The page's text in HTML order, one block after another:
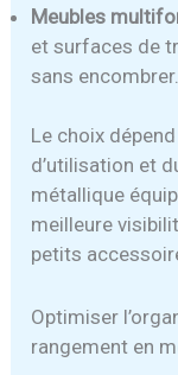
Meubles
et surfaces de
sans encombrer.
Le choix
d’utilisation et
métallique
meilleure
petits
Optimiser
rangement en